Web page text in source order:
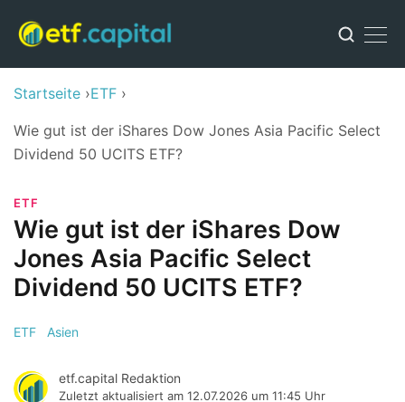
Startseite ETF
Wie gut ist der iShares Dow Jones Asia Pacific Select
Dividend 50 UCITS ETF?
ETF
Wie gut ist der iShares Dow
Jones Asia Pacific Select
Dividend 50 UCITS ETF?
ETF Asien
etf.capital Redaktion
Zuletzt aktualisiert am 12.07.2026 um 11:45 Uhr